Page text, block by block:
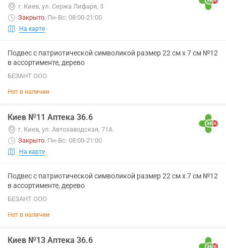
г. Киев, ул. Сержа Лифаря, 3
Закрыто. Пн-Вс: 08:00-21:00
На карте
Подвес с патриотической символикой размер 22 см х 7 см №12
в ассортименте, дерево
БЕЗАНТ ООО
Нет в наличии
Киев №11 Аптека 36.6
г. Киев, ул. Автозаводская, 71А
Закрыто. Пн-Вс: 08:00-21:00
На карте
Подвес с патриотической символикой размер 22 см х 7 см №12
в ассортименте, дерево
БЕЗАНТ ООО
Нет в наличии
Киев №13 Аптека 36.6